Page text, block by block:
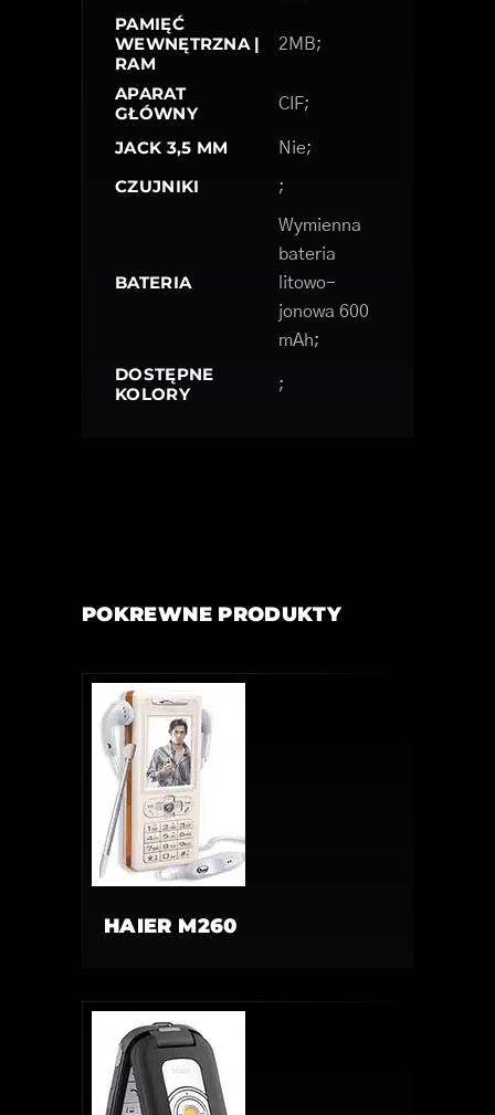
PAMIĘĆ
WEWNĘTRZNA |
RAM
2MB;
APARAT
GŁÓWNY
CIF;
JACK 3,5 MM Nie;
CZUJNIKI ;
BATERIA
Wymienna
bateria
litowo-
jonowa 600
mAh;
DOSTĘPNE
KOLORY
;
POKREWNE PRODUKTY
HAIER M260